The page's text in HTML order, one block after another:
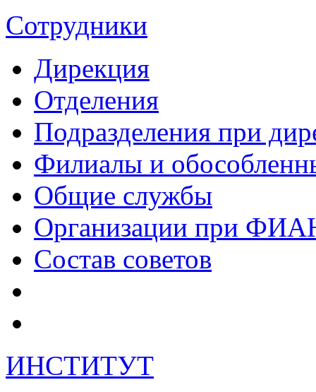
Сотрудники
Дирекция
Отделения
Подразделения при
Филиалы и
Общие службы
Организации при
Состав советов
ИНСТИТУТ